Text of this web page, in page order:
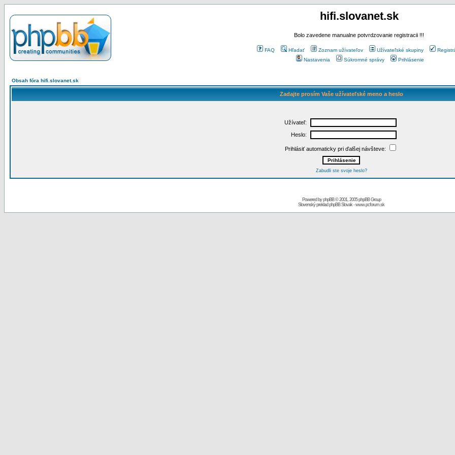
hifi.slovanet.sk
Bolo zavedene manualne potvrdzovanie registracii !!!
FAQ Hľadať Zoznam užívateľov Užívateľské skupiny
Nastavenia
Súkromné správy Prihlásenie
Obsah fóra hifi.slovanet.sk
Zadajte prosím Vaše užívateľské meno a heslo
Užívateľ:
Heslo:
Prihlásiť automaticky pri ďalšej návšteve:
Zabudli ste svoje heslo?
Powered byphpBB© 2001, 2005 phpBB Group
Slovenský preklad phpBB Slovak-www.pcforum.sk